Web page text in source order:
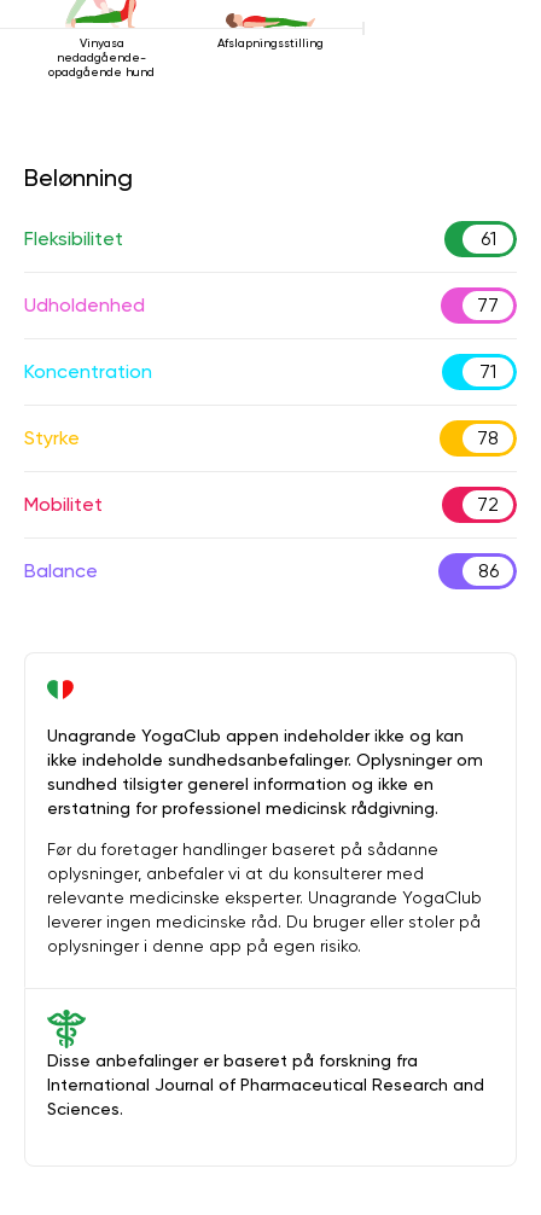
Vinyasa
nedadgående-
opadgående hund
Afslapningsstilling
Belønning
Fleksibilitet 61
Udholdenhed 77
Koncentration 71
Styrke 78
Mobilitet 72
Balance 86
Disse anbefalinger er baseret på forskning fra
International Journal of Pharmaceutical Research and
Sciences.
Unagrande YogaClub appen indeholder ikke og kan
ikke indeholde sundhedsanbefalinger. Oplysninger om
sundhed tilsigter generel information og ikke en
erstatning for professionel medicinsk rådgivning.
Før du foretager handlinger baseret på sådanne
oplysninger, anbefaler vi at du konsulterer med
relevante medicinske eksperter. Unagrande YogaClub
leverer ingen medicinske råd. Du bruger eller stoler på
oplysninger i denne app på egen risiko.